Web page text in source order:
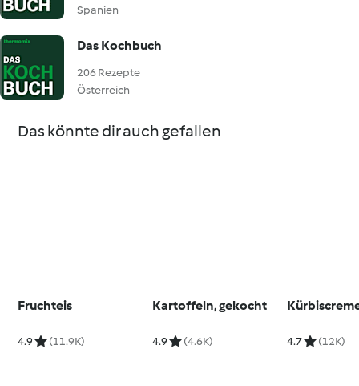
Spanien
Das Kochbuch
206 Rezepte
Österreich
Das könnte dir auch gefallen
Fruchteis
4.9 (11.9K)
Kartoffeln, gekocht
4.9 (4.6K) 4.7 (12K)